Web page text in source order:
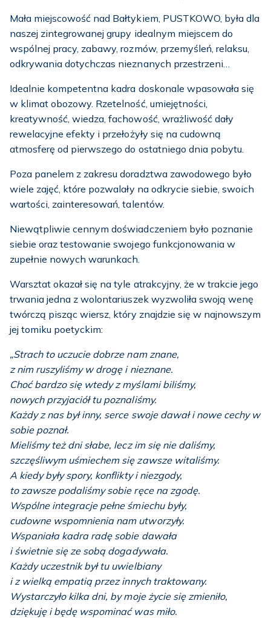
Mała miejscowość nad Bałtykiem, PUSTKOWO, była dla
naszej zintegrowanej grupy idealnym miejscem do
wspólnej pracy, zabawy, rozmów, przemyśleń, relaksu,
odkrywania dotychczas nieznanych przestrzeni…
Idealnie kompetentna kadra doskonale wpasowała się
w klimat obozowy. Rzetelność, umiejętności,
kreatywność, wiedza, fachowość, wrażliwość dały
rewelacyjne efekty i przełożyły się na cudowną
atmosferę od pierwszego do ostatniego dnia pobytu.
Poza panelem z zakresu doradztwa zawodowego było
wiele zajęć, które pozwalały na odkrycie siebie, swoich
wartości, zainteresowań, talentów.
Niewątpliwie cennym doświadczeniem było poznanie
siebie oraz testowanie swojego funkcjonowania w
zupełnie nowych warunkach.
Warsztat okazał się na tyle atrakcyjny, że w trakcie jego
trwania jedna z wolontariuszek wyzwoliła swoją wenę
twórczą pisząc wiersz, który znajdzie się w najnowszym
jej tomiku poetyckim:
„Strach to uczucie dobrze nam znane,
z nim ruszyliśmy w drogę i nieznane.
Choć bardzo się wtedy z myślami biliśmy,
nowych przyjaciół tu poznaliśmy.
Każdy z nas był inny, serce swoje dawał i nowe cechy w
sobie poznał.
Mieliśmy też dni słabe, lecz im się nie daliśmy,
szczęśliwym uśmiechem się zawsze witaliśmy.
A kiedy były spory, konflikty i niezgody,
to zawsze podaliśmy sobie ręce na zgodę.
Wspólne integracje pełne śmiechu były,
cudowne wspomnienia nam utworzyły.
Wspaniała kadra radę sobie dawała
i świetnie się ze sobą dogadywała.
Każdy uczestnik był tu uwielbiany
i z wielką empatią przez innych traktowany.
Wystarczyło kilka dni, by moje życie się zmieniło,
dziękuję i będę wspominać was miło.